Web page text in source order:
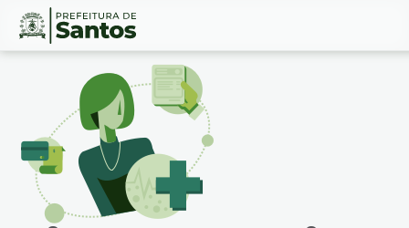
Ir
Conteúdo